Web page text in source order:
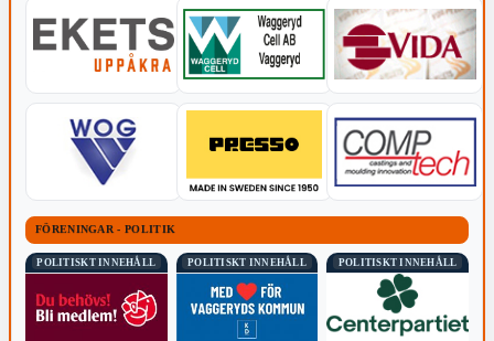
FÖRENINGAR - POLITIK
POLITISKT INNEHÅLL POLITISKT INNEHÅLL POLITISKT INNEHÅLL